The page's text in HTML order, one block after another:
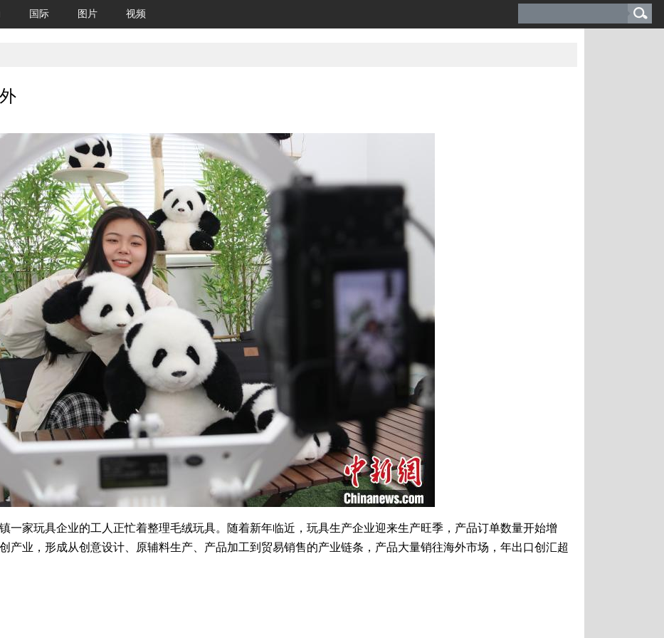
国际 图片 视频
家玩具企业的工人正忙着整理毛绒玩具。随着新年临近，玩具生产企业迎来生产旺季，产品订单数量开始增
产业，形成从创意设计、原辅料生产、产品加工到贸易销售的产业链条，产品大量销往海外市场，年出口创汇超